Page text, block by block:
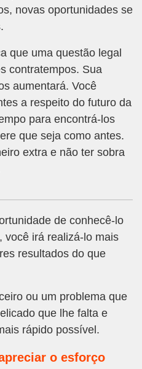
novas oportunidades se
que uma questão legal
contratempos. Sua
aumentará. Você
a respeito do futuro da
para encontrá-los
que seja como antes.
extra e não ter sobra
de conhecê-lo
você irá realizá-lo mais
resultados do que
ou um problema que
que lhe falta e
rápido possível.
o esforço